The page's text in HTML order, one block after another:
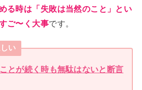
る時は「失敗は当然のこと」とい
ご〜く大事です。
い
とが続く時も無駄はないと断言